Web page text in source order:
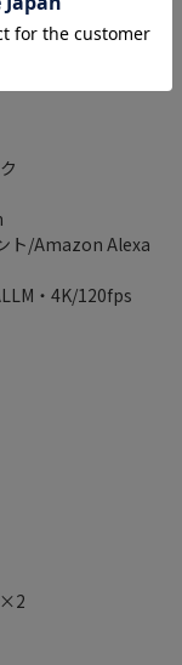
ト/Amazon Alexa
・4K/120fps
×2